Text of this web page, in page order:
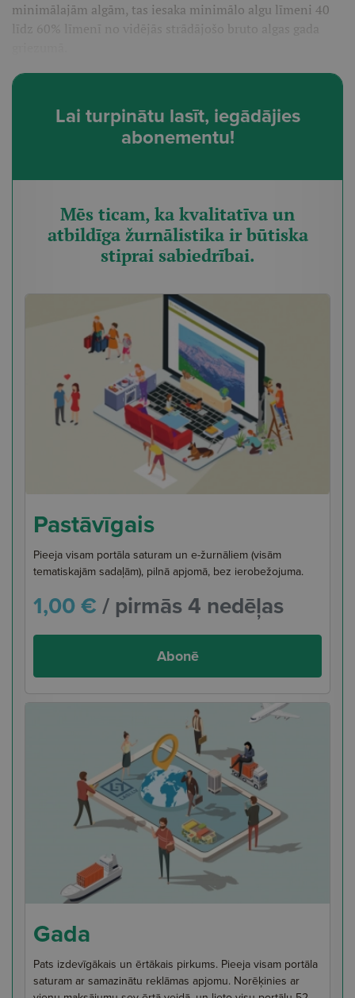
minimālajām algām, tas iesaka minimālo algu līmeni 40
līdz 60% līmenī no vidējās strādājošo bruto algas gada
Lai turpinātu lasīt, iegādājies
abonementu!
Mēs ticam, ka kvalitatīva un
atbildīga žurnālistika ir būtiska
stiprai sabiedrībai.
Pastāvīgais
Pieeja visam portāla saturam un e-žurnāliem (visām
tematiskajām sadaļām), pilnā apjomā, bez ierobežojuma.
1,00 €/ pirmās 4 nedēļas
Abonē
Gada
Pats izdevīgākais un ērtākais pirkums. Pieeja visam portāla
saturam ar samazinātu reklāmas apjomu. Norēķinies ar